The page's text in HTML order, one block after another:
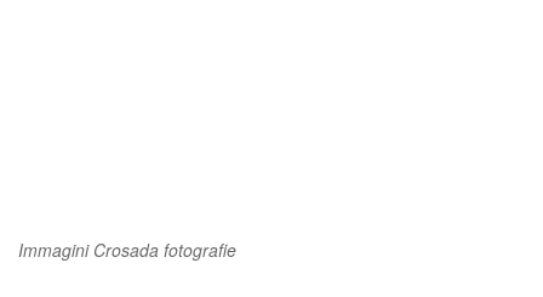
Immagini Crosada fotografie